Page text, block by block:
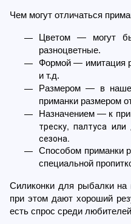
Чем могут отличаться
Цветом — могут
разноцветные.
Формой — имитация
и т.д.
Размером — в
приманки размером
Назначением — к
треску, палтуса или
сезона.
Способом приманки
специальной
Силиконки для рыбалки
при этом дают хороший
есть спрос среди